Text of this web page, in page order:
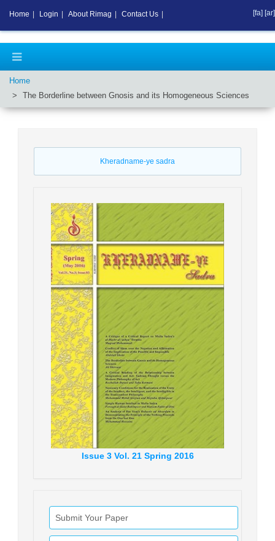
Home
The Borderline between Gnosis and its Homogeneous Sciences
Kheradname-ye sadra
Issue3 Vol. 21 Spring 2016
Submit Your Paper
Home Login About Rimag Contact Us [fa] [ar]